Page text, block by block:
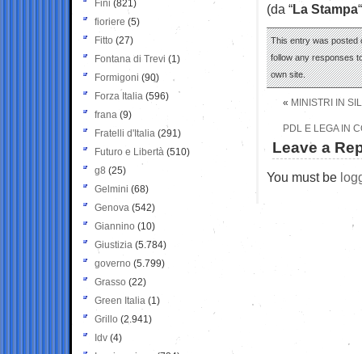
(da “La Stampa
This entry was posted
follow any responses
own site.
« MINISTRI IN
PDL E LEGA IN
Leave a
You must be
Fini (821)
fioriere (5)
Fitto (27)
Fontana di Trevi (1)
Formigoni (90)
Forza Italia (596)
frana (9)
Fratelli d'Italia (291)
Futuro e Libertà (510)
g8 (25)
Gelmini (68)
Genova (542)
Giannino (10)
Giustizia (5.784)
governo (5.799)
Grasso (22)
Green Italia (1)
Grillo (2.941)
Idv (4)